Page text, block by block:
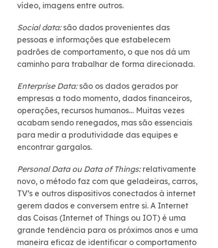
vídeo, imagens entre outros.
Social data:são dados provenientes das
pessoas e informações que estabelecem
padrões de comportamento, o que nos dá um
caminho para trabalhar de forma direcionada.
Enterprise Data:são os dados gerados por
empresas a todo momento, dados financeiros,
operações, recursos humanos… Muitas vezes
acabam sendo renegados, mas são essenciais
para medir a produtividade das equipes e
encontrar gargalos.
Personal Data ou Data of Things:relativamente
novo, o método faz com que geladeiras, carros,
TV’s e outros dispositivos conectados à internet
gerem dados e conversem entre si. A Internet
das Coisas (Internet of Things ou IOT) é uma
grande tendência para os próximos anos e uma
maneira eficaz de identificar o comportamento